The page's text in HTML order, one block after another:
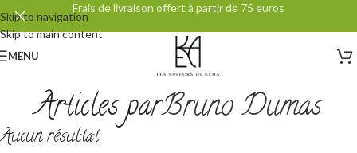
Skip to navigation
Skip to main content
Frais de livraison offert à partir de 75 euros
MENU
Articles parBruno Dumas
Aucun résultat